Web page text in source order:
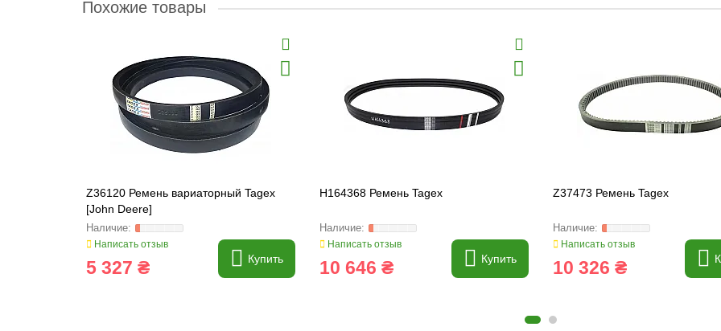
Похожие товары
Z36120 Ремень вариаторный Tagex
[John Deere]
Написать отзыв
5 327 ₴ Купить
H164368 Ремень Tagex
Написать отзыв
10 646 ₴ Купить
Z37473 Ремень Tagex
Написать отзыв
10 326 ₴